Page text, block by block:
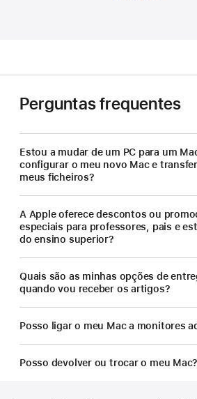
num
novo
Mac.
Perguntas frequentes
Estou a mudar de um PC para um
configurar o meu novo Mac e
meus ficheiros?
A Apple oferece descontos ou
especiais para professores, pais e
do ensino superior?
Quais são as minhas opções de
quando vou receber os artigos?
Posso ligar o meu Mac a monitores
Posso devolver ou trocar o meu Mac?